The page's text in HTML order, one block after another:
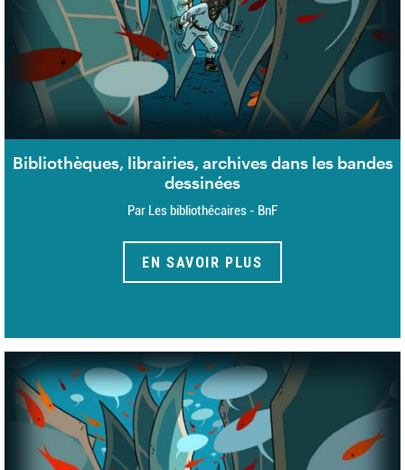
Bibliothèques, librairies, archives dans les bandes
dessinées
Par Les bibliothécaires - BnF
EN SAVOIR PLUS